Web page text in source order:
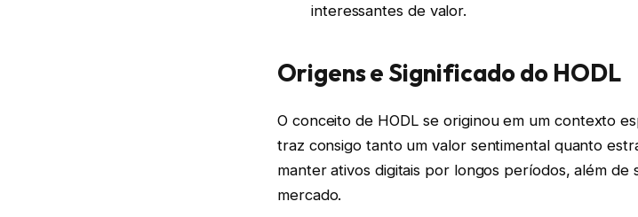
interessantes de valor.
Origens e Significado do HODL
O conceito de HODL se originou em um contexto
traz consigo tanto um valor sentimental quanto
manter ativos digitais por longos períodos, além de
mercado.